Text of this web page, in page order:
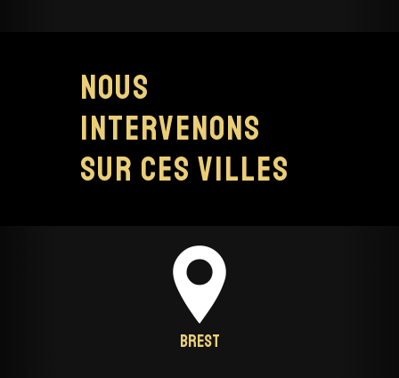
Nous
intervenons
sur ces villes
Brest